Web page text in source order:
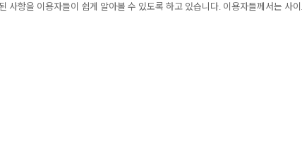
항을 이용자들이 쉽게 알아볼 수 있도록 하고 있습니다. 이용자들께서는 사